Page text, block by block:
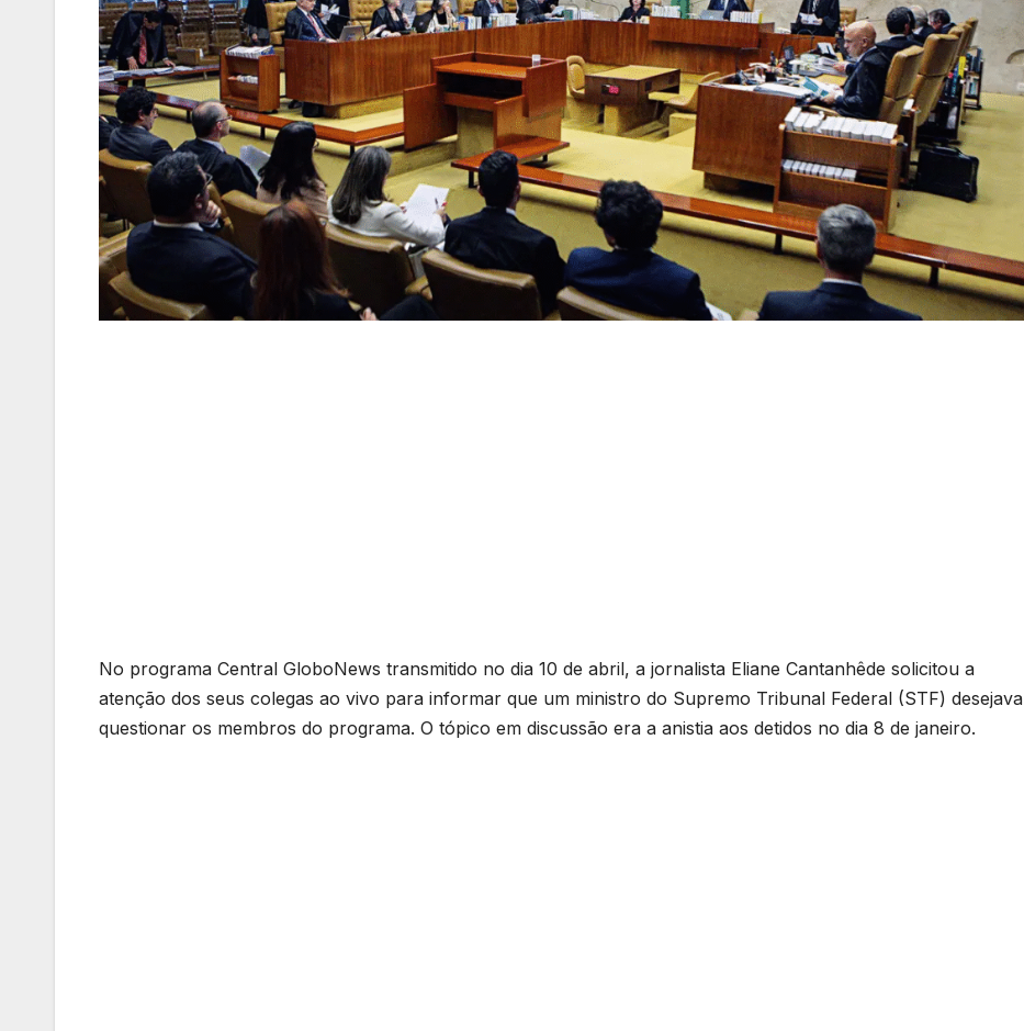
No programa Central GloboNews transmitido no dia 10 de abril, a jornalista Eliane Cantanhêde solicitou a
atenção dos seus colegas ao vivo para informar que um ministro do Supremo Tribunal Federal (STF) desejava
questionar os membros do programa. O tópico em discussão era a anistia aos detidos no dia 8 de janeiro.